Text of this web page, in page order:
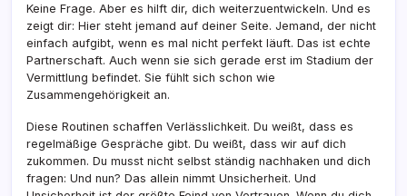
Keine Frage. Aber es hilft dir, dich weiterzuentwickeln. Und es
zeigt dir: Hier steht jemand auf deiner Seite. Jemand, der nicht
einfach aufgibt, wenn es mal nicht perfekt läuft. Das ist echte
Partnerschaft. Auch wenn sie sich gerade erst im Stadium der
Vermittlung befindet. Sie fühlt sich schon wie
Zusammengehörigkeit an.
Diese Routinen schaffen Verlässlichkeit. Du weißt, dass es
regelmäßige Gespräche gibt. Du weißt, dass wir auf dich
zukommen. Du musst nicht selbst ständig nachhaken und dich
fragen: Und nun? Das allein nimmt Unsicherheit. Und